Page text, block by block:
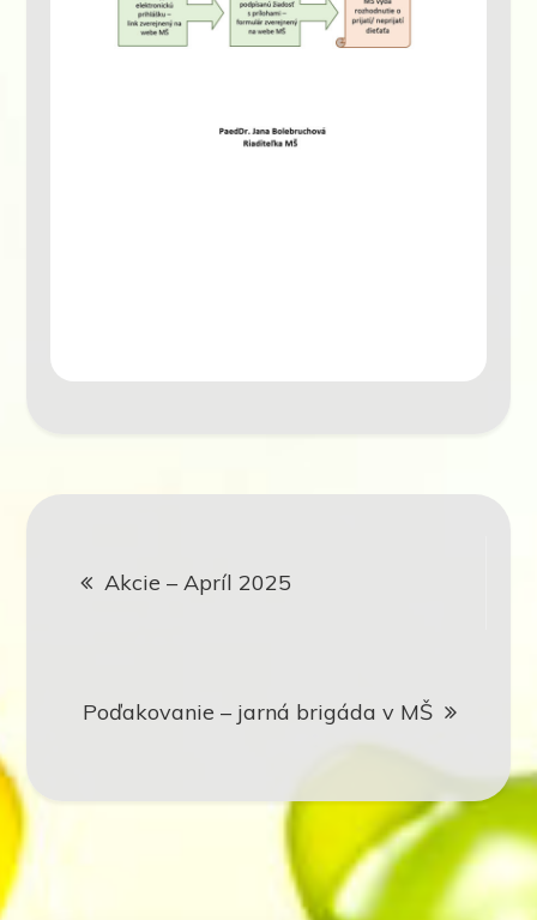
Akcie – Apríl 2025
Poďakovanie – jarná brigáda v MŠ